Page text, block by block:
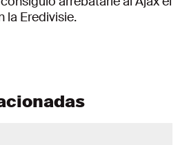
la Eredivisie.